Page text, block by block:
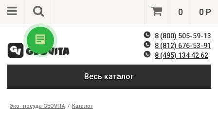
0 0 Р
8 (800) 505-59-13
8 (812) 676-53-91
8 (495) 134 42 62
Весь каталог
Эко- посуда GEOVITA / Каталог